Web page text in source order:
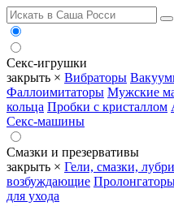
Секс-игрушки
закрыть × Вибраторы
Фаллоимитаторы Мужские
кольца Пробки с кристаллом
Секс-машины
Смазки и презервативы
закрыть × Гели, смазки,
возбуждающие
для ухода